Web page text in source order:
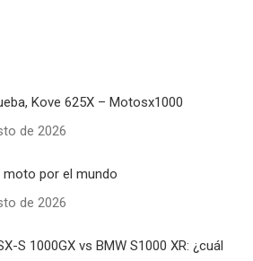
Kove 625X – Motosx1000
de 2026
moto por el mundo
de 2026
S 1000GX vs BMW S1000 XR: ¿cuál